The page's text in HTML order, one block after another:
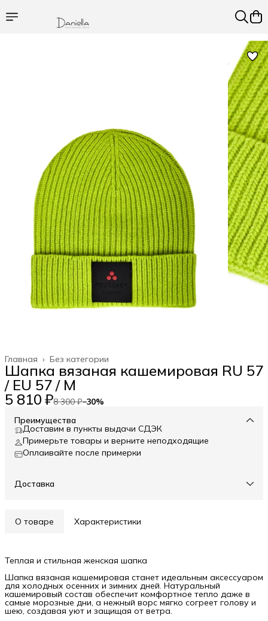
Без категории
Главная ›
Шапка вязаная кашемировая RU 57
/ EU 57 / M
5 810 ₽8 300 ₽−30%
Преимущества
Доставим в пункты выдачи СДЭК
Примерьте товары и верните неподходящие
Оплаивайте после примерки
Доставка
О товаре Характеристики
Теплая и стильная женская шапка
Шапка вязаная кашемировая станет идеальным аксессуаром
для холодных осенних и зимних дней. Натуральный
кашемировый состав обеспечит комфортное тепло даже в
самые морозные дни, а нежный ворс мягко согреет голову и
шею, создавая уют и защищая от ветра.